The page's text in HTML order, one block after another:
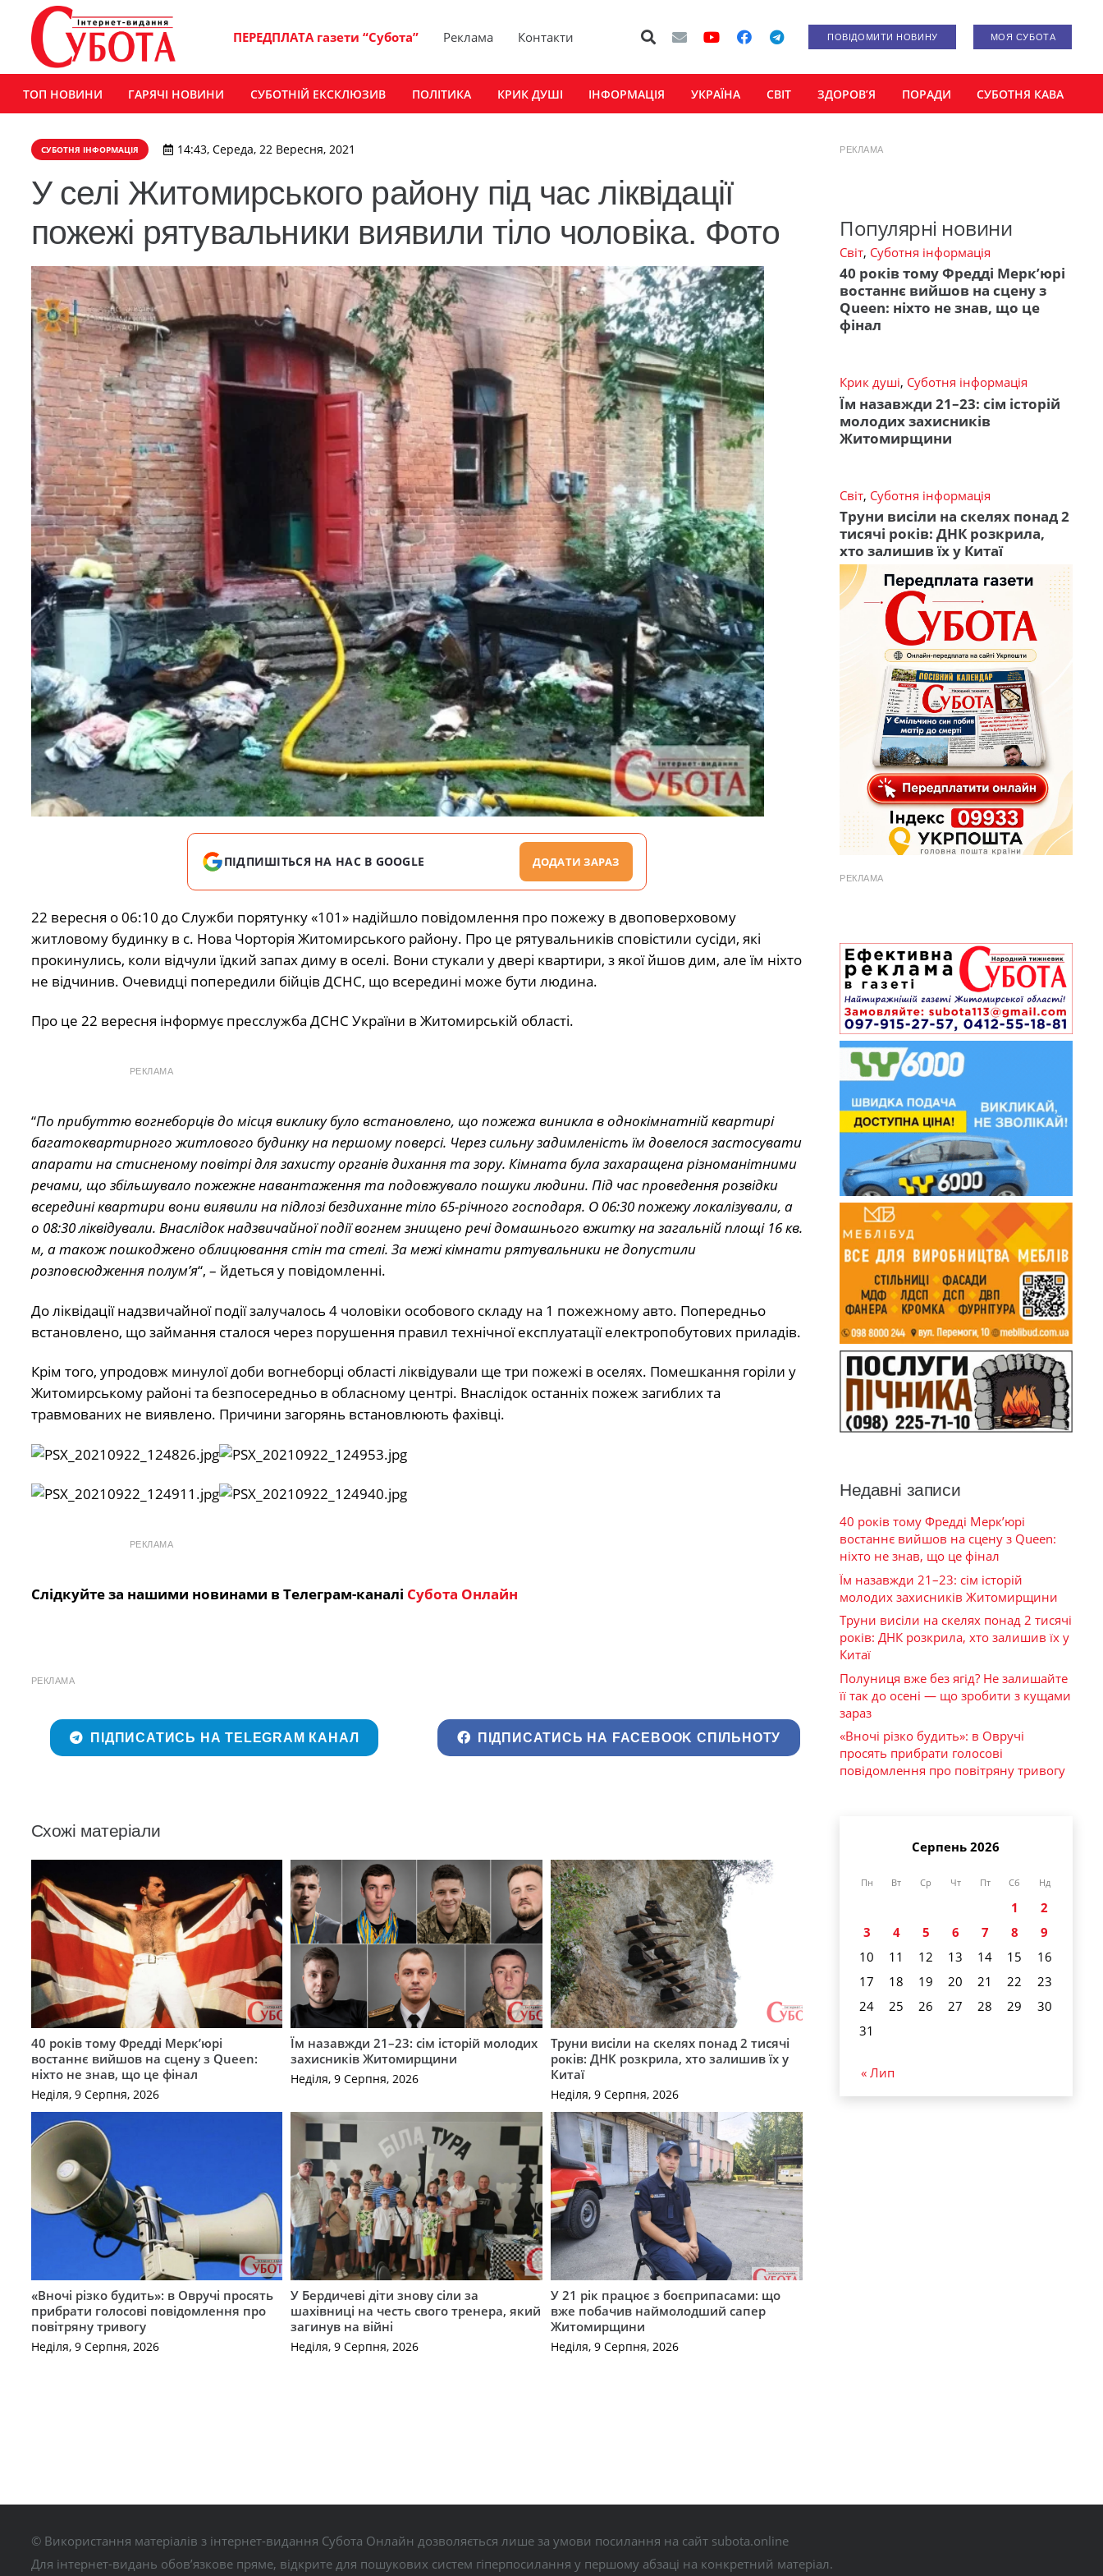
ПЕРЕДПЛАТА газети “Субота” Реклама Контакти ПОВІДОМИТИ НОВИНУ МОЯ СУБОТА
ТОП НОВИНИ ГАРЯЧІ НОВИНИ СУБОТНІЙ ЕКСКЛЮЗИВ ПОЛІТИКА КРИК ДУШІ ІНФОРМАЦІЯ УКРАЇНА СВІТ ЗДОРОВ’Я ПОРАДИ СУБОТНЯ КАВА
СУБОТНЯ ІНФОРМАЦІЯ 14:43, Середа, 22 Вересня, 2021
У селі Житомирського району під час ліквідації
пожежі рятувальники виявили тіло чоловіка. Фото
ПІДПИШІТЬСЯ НА НАС В GOOGLE ДОДАТИ ЗАРАЗ
22 вересня о 06:10 до Служби порятунку «101» надійшло повідомлення про пожежу в двоповерховому
житловому будинку в с. Нова Чорторія Житомирського району. Про це рятувальників сповістили сусіди, які
прокинулись, коли відчули їдкий запах диму в оселі. Вони стукали у двері квартири, з якої йшов дим, але їм ніхто
не відчинив. Очевидці попередили бійців ДСНС, що всередині може бути людина.
Про це 22 вересня інформує пресслужба ДСНС України в Житомирській області.
РЕКЛАМА
“По прибуттю вогнеборців до місця виклику було встановлено, що пожежа виникла в однокімнатній квартирі
багатоквартирного житлового будинку на першому поверсі. Через сильну задимленість їм довелося застосувати
апарати на стисненому повітрі для захисту органів дихання та зору. Кімната була захаращена різноманітними
речами, що збільшувало пожежне навантаження та подовжувало пошуки людини. Під час проведення розвідки
всередині квартири вони виявили на підлозі бездиханне тіло 65-річного господаря. О 06:30 пожежу локалізували, а
о 08:30 ліквідували. Внаслідок надзвичайної події вогнем знищено речі домашнього вжитку на загальній площі 16 кв.
м, а також пошкоджено облицювання стін та стелі. За межі кімнати рятувальники не допустили
розповсюдження полум’я“, – йдеться у повідомленні.
До ліквідації надзвичайної події залучалось 4 чоловіки особового складу на 1 пожежному авто. Попередньо
встановлено, що займання сталося через порушення правил технічної експлуатації електропобутових приладів.
Крім того, упродовж минулої доби вогнеборці області ліквідували ще три пожежі в оселях. Помешкання горіли у
Житомирському районі та безпосередньо в обласному центрі. Внаслідок останніх пожеж загиблих та
травмованих не виявлено. Причини загорянь встановлюють фахівці.
РЕКЛАМА
Слідкуйте за нашими новинами в Телеграм-каналі Субота Онлайн
РЕКЛАМА
ПІДПИСАТИСЬ НА TELEGRAM КАНАЛ ПІДПИСАТИСЬ НА FACEBOOK СПІЛЬНОТУ
Схожі матеріали
40 років тому Фредді Мерк’юрі
востаннє вийшов на сцену з Queen:
ніхто не знав, що це фінал
Неділя, 9 Серпня, 2026
Їм назавжди 21–23: сім історій молодих
захисників Житомирщини
Неділя, 9 Серпня, 2026
Труни висіли на скелях понад 2 тисячі
років: ДНК розкрила, хто залишив їх у
Китаї
Неділя, 9 Серпня, 2026
«Вночі різко будить»: в Овручі просять
прибрати голосові повідомлення про
повітряну тривогу
Неділя, 9 Серпня, 2026
У Бердичеві діти знову сіли за
шахівниці на честь свого тренера, який
загинув на війні
Неділя, 9 Серпня, 2026
У 21 рік працює з боєприпасами: що
вже побачив наймолодший сапер
Житомирщини
Неділя, 9 Серпня, 2026
РЕКЛАМА
Популярні новини
Світ, Суботня інформація
40 років тому Фредді Мерк’юрі
востаннє вийшов на сцену з
Queen: ніхто не знав, що це
фінал
Крик душі, Суботня інформація
Їм назавжди 21–23: сім історій
молодих захисників
Житомирщини
Світ, Суботня інформація
Труни висіли на скелях понад 2
тисячі років: ДНК розкрила,
хто залишив їх у Китаї
РЕКЛАМА
Недавні записи
40 років тому Фредді Мерк’юрі
востаннє вийшов на сцену з Queen:
ніхто не знав, що це фінал
Їм назавжди 21–23: сім історій
молодих захисників Житомирщини
Труни висіли на скелях понад 2 тисячі
років: ДНК розкрила, хто залишив їх у
Китаї
Полуниця вже без ягід? Не залишайте
її так до осені — що зробити з кущами
зараз
«Вночі різко будить»: в Овручі
просять прибрати голосові
повідомлення про повітряну тривогу
Серпень 2026
Пн Вт Ср Чт Пт Сб Нд
1
2
3
4 5 6 7 8
9
10
11 12 13 14 15
16
17
18 19 20 21 22
23
24
25 26 27 28 29
30
31
« Лип
© Використання матеріалів з інтернет-видання Субота Онлайн дозволяється лише за умови посилання на сайт subota.online
Для інтернет-видань обов’язкове пряме, відкрите для пошукових систем гіперпосилання у першому абзаці на конкретний матеріал.